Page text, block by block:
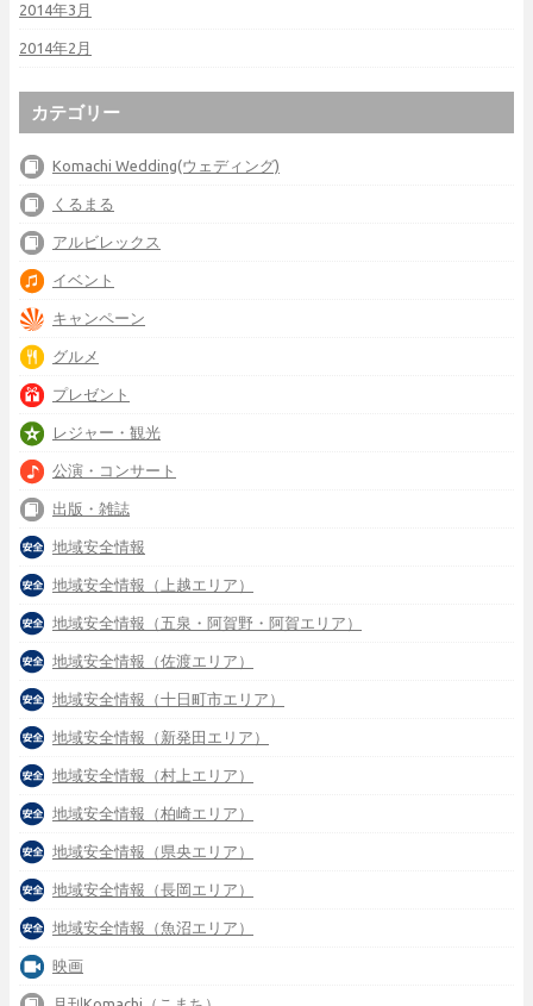
2014年3月
2014年2月
カテゴリー
Komachi Wedding(ウェディング)
くるまる
アルビレックス
イベント
キャンペーン
グルメ
プレゼント
レジャー・観光
公演・コンサート
出版・雑誌
地域安全情報
地域安全情報（上越エリア）
地域安全情報（五泉・阿賀野・阿賀エリア）
地域安全情報（佐渡エリア）
地域安全情報（十日町市エリア）
地域安全情報（新発田エリア）
地域安全情報（村上エリア）
地域安全情報（柏崎エリア）
地域安全情報（県央エリア）
地域安全情報（長岡エリア）
地域安全情報（魚沼エリア）
映画